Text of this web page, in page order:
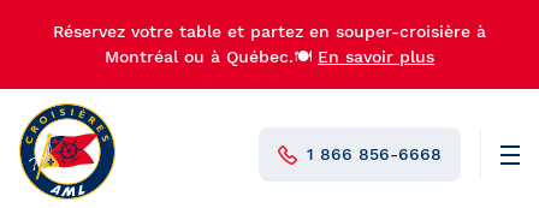
Réservez votre table et partez en souper-croisière à
Montréal ou à Québec.🍽️ En savoir plus
1 866 856-6668